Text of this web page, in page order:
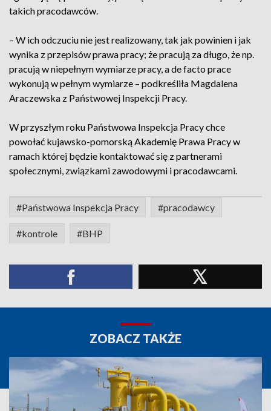
takich pracodawców.
– W ich odczuciu nie jest realizowany, tak jak powinien i jak
wynika z przepisów prawa pracy; że pracują za długo, że np.
pracują w niepełnym wymiarze pracy, a de facto prace
wykonują w pełnym wymiarze – podkreśliła Magdalena
Araczewska z Państwowej Inspekcji Pracy.
W przyszłym roku Państwowa Inspekcja Pracy chce
powołać kujawsko-pomorską Akademię Prawa Pracy w
ramach której będzie kontaktować się z partnerami
społecznymi, związkami zawodowymi i pracodawcami.
#Państwowa Inspekcja Pracy #pracodawcy
#kontrole #BHP
ZOBACZ TAKŻE